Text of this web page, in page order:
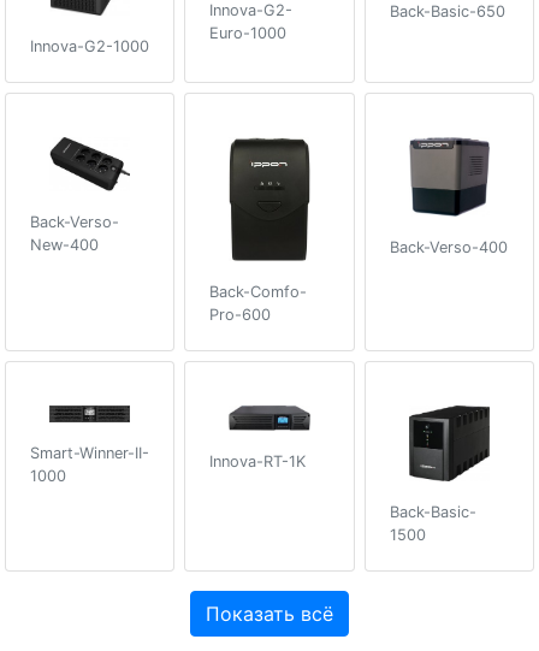
Innova-G2-1000
Innova-G2-
Euro-1000
Back-Basic-650
Back-Verso-
New-400
Back-Comfo-
Pro-600
Back-Verso-400
Smart-Winner-II-
1000
Innova-RT-1K
Back-Basic-
1500
Показать всё